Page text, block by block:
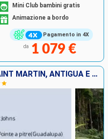
Pagamento in 4X
Mini Club bambini gratis
Animazione a bordo
da 1 079 €
GUADALUPA, DOMINICA, SAINT MARTIN, ANTIGUA E BARBUDA, SAN CRISTOFORO E NEVIS, MARTINICA